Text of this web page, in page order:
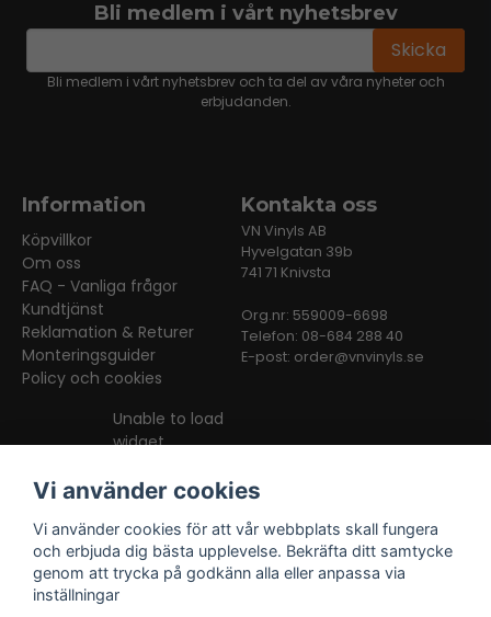
Bli medlem i vårt nyhetsbrev
email Skicka
Bli medlem i vårt nyhetsbrev och ta del av våra nyheter och
erbjudanden.
Information
Köpvillkor
Om oss
FAQ - Vanliga frågor
Kundtjänst
Reklamation & Returer
Monteringsguider
Policy och cookies
Kontakta oss
VN Vinyls AB
Hyvelgatan 39b
741 71 Knivsta
Org.nr: 559009-6698
Telefon: 08-684 288 40
E-post: order@vnvinyls.se
Unable to load
widget
Vi använder cookies
Vi använder cookies för att vår webbplats skall fungera
och erbjuda dig bästa upplevelse. Bekräfta ditt samtycke
genom att trycka på godkänn alla eller anpassa via
inställningar